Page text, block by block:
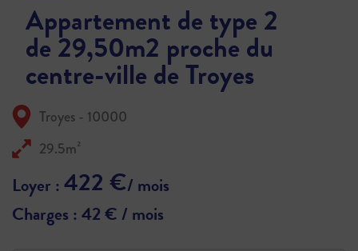
Appartement de type 2
de 29,50m2 proche du
centre-ville de Troyes
Troyes - 10000
29.5m²
Loyer :422 €/ mois
Charges : 42 € / mois